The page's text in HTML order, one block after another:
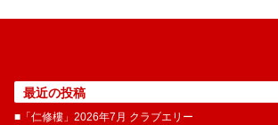
最近の投稿
■「仁修樓」2026年7月 クラブエリー